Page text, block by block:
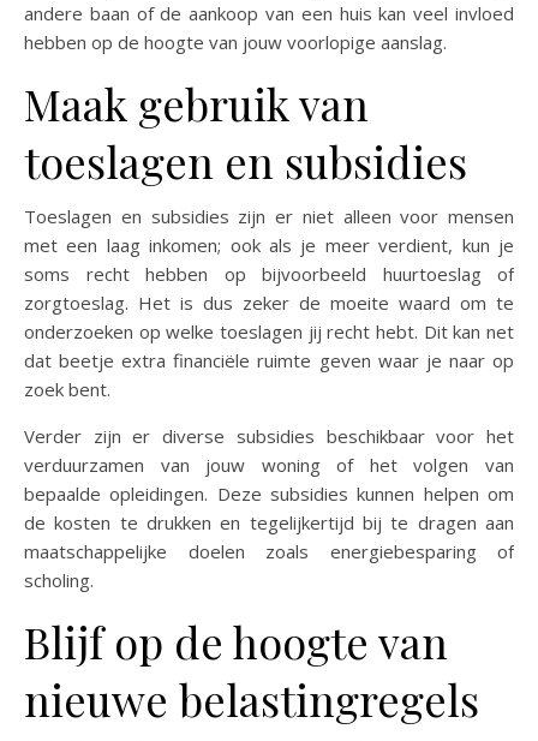
andere baan of de aankoop van een huis kan veel invloed
hebben op de hoogte van jouw voorlopige aanslag.
Maak gebruik van
toeslagen en subsidies
Toeslagen en subsidies zijn er niet alleen voor mensen
met een laag inkomen; ook als je meer verdient, kun je
soms recht hebben op bijvoorbeeld huurtoeslag of
zorgtoeslag. Het is dus zeker de moeite waard om te
onderzoeken op welke toeslagen jij recht hebt. Dit kan net
dat beetje extra financiële ruimte geven waar je naar op
zoek bent.
Verder zijn er diverse subsidies beschikbaar voor het
verduurzamen van jouw woning of het volgen van
bepaalde opleidingen. Deze subsidies kunnen helpen om
de kosten te drukken en tegelijkertijd bij te dragen aan
maatschappelijke doelen zoals energiebesparing of
scholing.
Blijf op de hoogte van
nieuwe belastingregels